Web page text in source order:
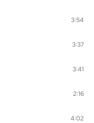
3:54
3:37
3:41
2:16
4:02